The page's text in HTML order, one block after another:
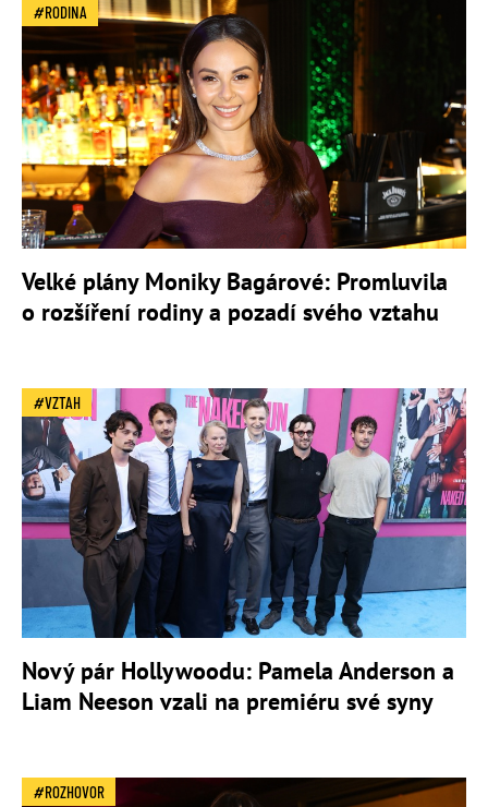
RODINA
Velké plány Moniky Bagárové: Promluvila
o rozšíření rodiny a pozadí svého vztahu
VZTAH
Nový pár Hollywoodu: Pamela Anderson a
Liam Neeson vzali na premiéru své syny
ROZHOVOR